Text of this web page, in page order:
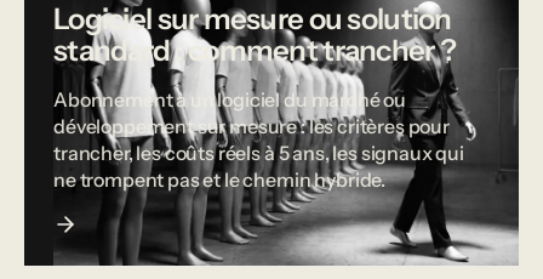
Logiciel sur mesure ou solution
standard : comment trancher ?
Abonnement à un logiciel du marché ou
développement sur mesure : les critères pour
trancher, les coûts réels à 5 ans, les signaux qui
ne trompent pas et le chemin hybride.